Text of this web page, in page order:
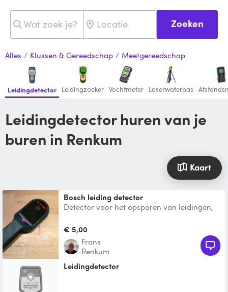
Zoeken
Alles / Klussen & Gereedschap / Meetgereedschap
Leidingdetector Leidingzoeker Vochtmeter Laserwaterpas
Leidingdetector huren van je
buren in Renkum
Kaart
Bosch leiding detector
Detector voor het opsporen van leidingen,
€ 5,00
Frans
Renkum
Leidingdetector